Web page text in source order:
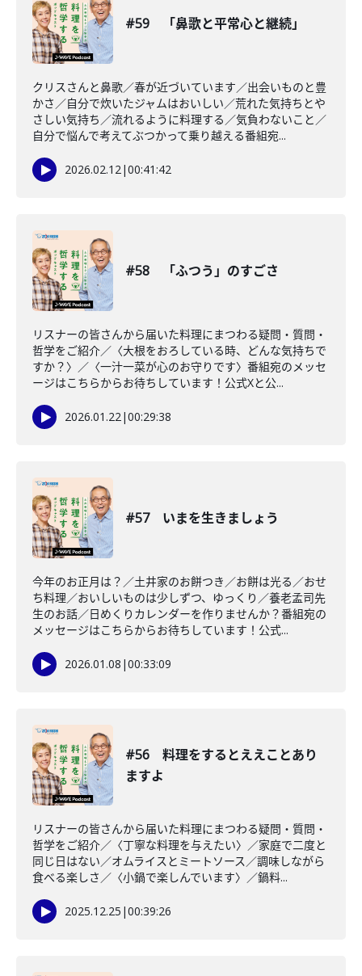
#59 「鼻歌と平常心と継続」
クリスさんと鼻歌／春が近づいています／出会いものと豊
かさ／自分で炊いたジャムはおいしい／荒れた気持ちとや
さしい気持ち／流れるように料理する／気負わないこと／
自分で悩んで考えてぶつかって乗り越える番組宛...
2026.02.12|00:41:42
#58 「ふつう」のすごさ
リスナーの皆さんから届いた料理にまつわる疑問・質問・
哲学をご紹介／〈大根をおろしている時、どんな気持ちで
すか？〉／〈一汁一菜が心のお守りです〉番組宛のメッセ
ージはこちらからお待ちしています！公式Xと公...
2026.01.22|00:29:38
#57 いまを生きましょう
今年のお正月は？／土井家のお餅つき／お餅は光る／おせ
ち料理／おいしいものは少しずつ、ゆっくり／養老孟司先
生のお話／日めくりカレンダーを作りませんか？番組宛の
メッセージはこちらからお待ちしています！公式...
2026.01.08 |00:33:09
#56 料理をするとええことあり
ますよ
リスナーの皆さんから届いた料理にまつわる疑問・質問・
哲学をご紹介／〈丁寧な料理を与えたい〉／家庭で二度と
同じ日はない／オムライスとミートソース／調味しながら
食べる楽しさ／〈小鍋で楽しんでいます〉／鍋料...
2025.12.25 |00:39:26